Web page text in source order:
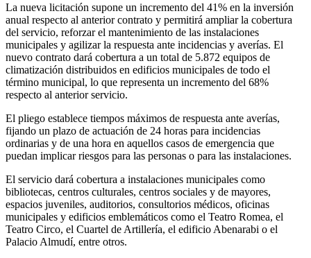
La nueva licitación supone un incremento del 41% en la inversión
anual respecto al anterior contrato y permitirá ampliar la cobertura
del servicio, reforzar el mantenimiento de las instalaciones
municipales y agilizar la respuesta ante incidencias y averías. El
nuevo contrato dará cobertura a un total de 5.872 equipos de
climatización distribuidos en edificios municipales de todo el
término municipal, lo que representa un incremento del 68%
respecto al anterior servicio.
El pliego establece tiempos máximos de respuesta ante averías,
fijando un plazo de actuación de 24 horas para incidencias
ordinarias y de una hora en aquellos casos de emergencia que
puedan implicar riesgos para las personas o para las instalaciones.
El servicio dará cobertura a instalaciones municipales como
bibliotecas, centros culturales, centros sociales y de mayores,
espacios juveniles, auditorios, consultorios médicos, oficinas
municipales y edificios emblemáticos como el Teatro Romea, el
Teatro Circo, el Cuartel de Artillería, el edificio Abenarabi o el
Palacio Almudí, entre otros.